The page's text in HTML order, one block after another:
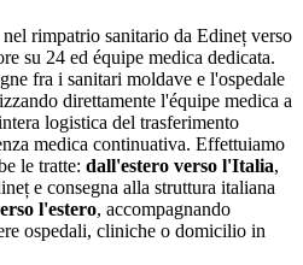
rimpatrio sanitario da Edineț verso
su 24 ed équipe medica dedicata.
fra i sanitari moldave e l'ospedale
direttamente l'équipe medica a
logistica del trasferimento
medica continuativa. Effettuiamo
le tratte: dall'estero verso l'Italia,
e consegna alla struttura italiana
l'estero, accompagnando
ospedali, cliniche o domicilio in